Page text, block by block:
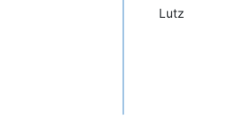
Lutz